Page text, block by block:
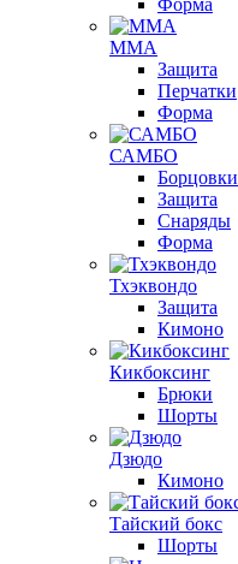
Форма
ММА
Защита
Перчатки
Форма
САМБО
Борцовки
Защита
Снаряды
Форма
Тхэквондо
Защита
Кимоно
Кикбоксинг
Брюки
Шорты
Дзюдо
Кимоно
Тайский бокс
Шорты